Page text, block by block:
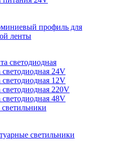
профиль для
ленты
светодиодная
светодиодная 24V
светодиодная 12V
светодиодная 220V
светодиодная 48V
светильники